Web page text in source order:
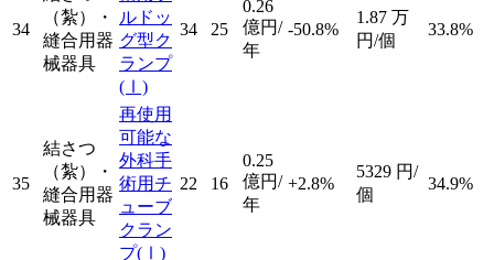
34
（紮）・
縫合用器
械器具
ルドッ
グ型ク
ランプ
(Ⅰ)
34 25
0.26
億円/
年
-50.8%
1.87 万
円/個
33.8%
35
結さつ
（紮）・
縫合用器
械器具
再使用
可能な
外科手
術用チ
ューブ
クラン
プ(Ⅰ)
22 16
0.25
億円/
年
+2.8%
5329 円/
個
34.9%